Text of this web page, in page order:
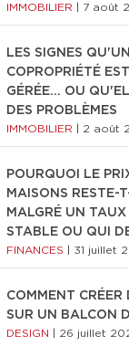
IMMOBILIER 7 août
LES SIGNES
COPROPRIÉTÉ
GÉRÉE… OU
DES PROBLÈMES
IMMOBILIER 2 août
POURQUOI LE
MAISONS RESTE-
MALGRÉ UN TAUX
STABLE OU QUI
FINANCES 31 juillet
COMMENT
SUR UN BALCON
DESIGN 26 juillet